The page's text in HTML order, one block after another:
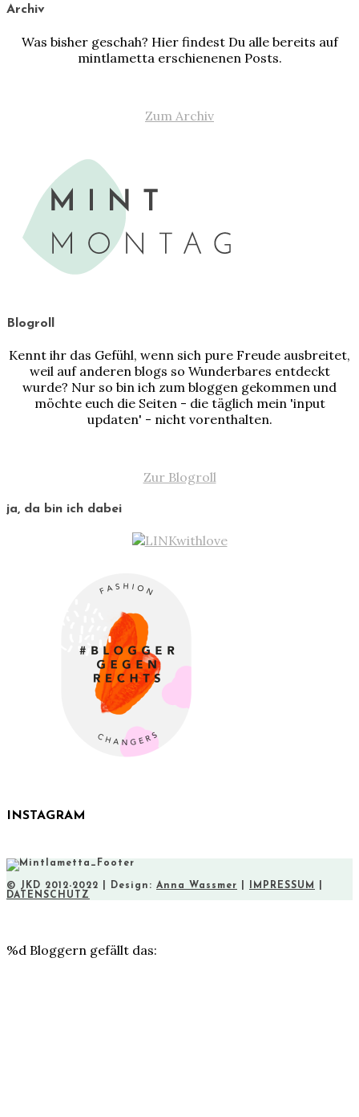
Archiv
Was bisher geschah? Hier findest Du alle bereits auf
mintlametta erschienenen Posts.
Zum Archiv
Blogroll
Kennt ihr das Gefühl, wenn sich pure Freude ausbreitet,
weil auf anderen blogs so Wunderbares entdeckt
wurde? Nur so bin ich zum bloggen gekommen und
möchte euch die Seiten - die täglich mein 'input
updaten' - nicht vorenthalten.
Zur Blogroll
ja, da bin ich dabei
INSTAGRAM
© JKD 2012-2022 | Design: Anna Wassmer IMPRESSUM
DATENSCHUTZ
%d Bloggern gefällt das: